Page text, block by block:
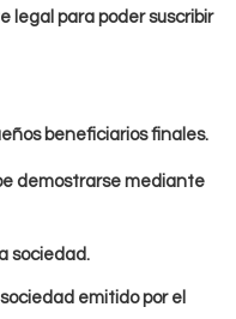
legal para poder suscribir
beneficiarios finales.
demostrarse mediante
sociedad.
emitido por el